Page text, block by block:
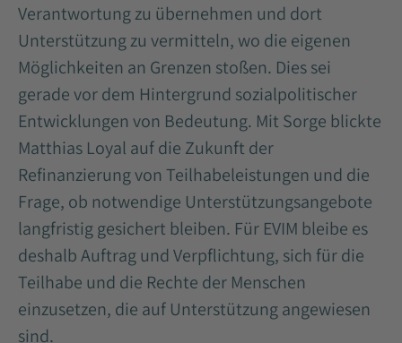
Verantwortung zu übernehmen und dort
Unterstützung zu vermitteln, wo die eigenen
Möglichkeiten an Grenzen stoßen. Dies sei
gerade vor dem Hintergrund sozialpolitischer
Entwicklungen von Bedeutung. Mit Sorge blickte
Matthias Loyal auf die Zukunft der
Refinanzierung von Teilhabeleistungen und die
Frage, ob notwendige Unterstützungsangebote
langfristig gesichert bleiben. Für EVIM bleibe es
deshalb Auftrag und Verpflichtung, sich für die
Teilhabe und die Rechte der Menschen
einzusetzen, die auf Unterstützung angewiesen
sind.